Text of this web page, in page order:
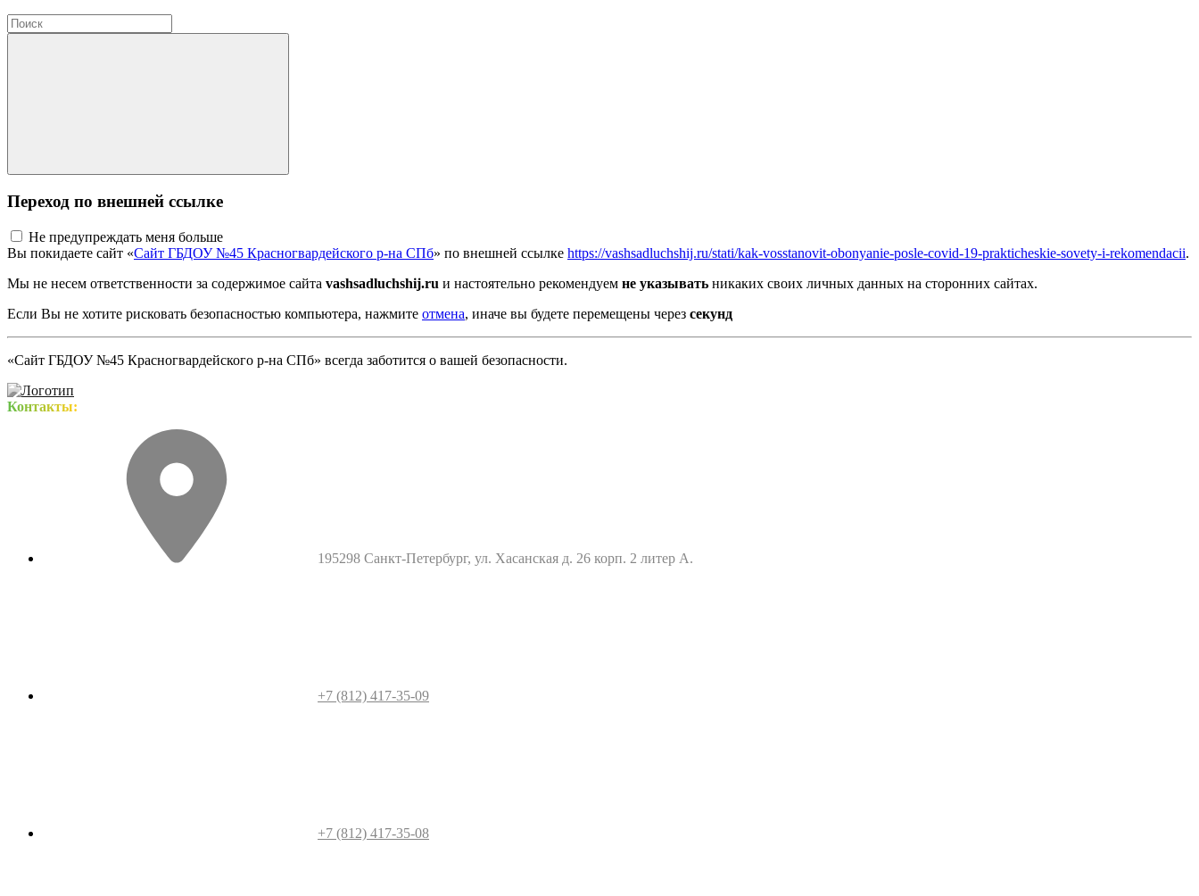
Переход по внешней ссылке
Не предупреждать меня больше
Вы покидаете сайт «Сайт ГБДОУ №45 Красногвардейского р-на СПб» по внешней ссылке https://vashsadluchshij.ru/stati/kak-vosstanovit-obonyanie-posle-covid-19-prakticheskie-sovety-i-rekomendacii.
Мы не несем ответственности за содержимое сайта vashsadluchshij.ru и настоятельно рекомендуем не указывать никаких своих личных данных на сторонних сайтах.
Если Вы не хотите рисковать безопасностью компьютера, нажмите отмена, иначе вы будете перемещены через секунд
«Сайт ГБДОУ №45 Красногвардейского р-на СПб» всегда заботится о вашей безопасности.
Контакты:
195298 Санкт-Петербург, ул. Хасанская д. 26 корп. 2 литер А.
+7 (812) 417-35-09
+7 (812) 417-35-08